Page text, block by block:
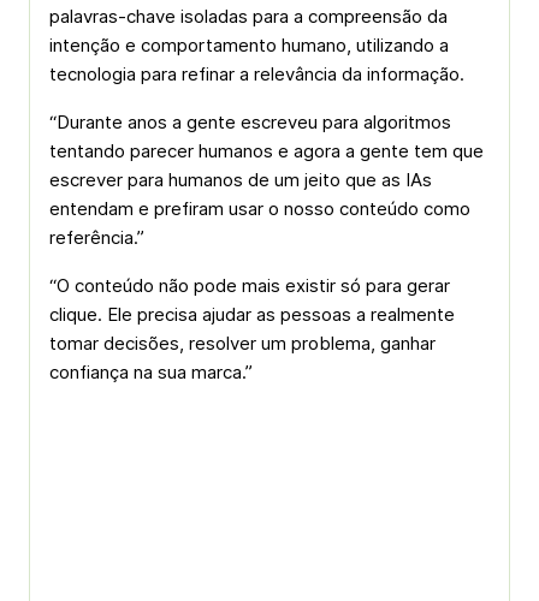
palavras-chave isoladas para a compreensão da
intenção e comportamento humano, utilizando a
tecnologia para refinar a relevância da informação.
“Durante anos a gente escreveu para algoritmos
tentando parecer humanos e agora a gente tem que
escrever para humanos de um jeito que as IAs
entendam e prefiram usar o nosso conteúdo como
referência.”
“O conteúdo não pode mais existir só para gerar
clique. Ele precisa ajudar as pessoas a realmente
tomar decisões, resolver um problema, ganhar
confiança na sua marca.”